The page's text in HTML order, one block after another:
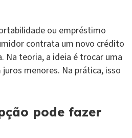
ou empréstimo
contrata um novo crédito
Na teoria, a ideia é trocar uma
menores. Na prática, isso
pode fazer